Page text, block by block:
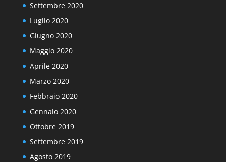
Settembre 2020
Luglio 2020
Giugno 2020
Maggio 2020
Aprile 2020
Marzo 2020
Febbraio 2020
Gennaio 2020
Ottobre 2019
Settembre 2019
Agosto 2019